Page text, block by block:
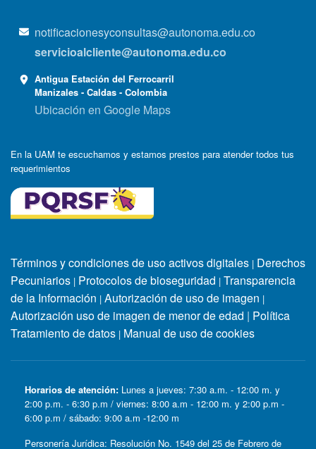
notificacionesyconsultas@autonoma.edu.co
servicioalcliente@autonoma.edu.co
Antigua Estación del Ferrocarril
Manizales - Caldas - Colombia
Ubicación en Google Maps
En la UAM te escuchamos y estamos prestos para atender todos tus
requerimientos
Términos y condiciones de uso activos digitales | Derechos
Pecuniarios | Protocolos de bioseguridad | Transparencia
de la Información | Autorización de uso de imagen |
Autorización uso de imagen de menor de edad | Política
Tratamiento de datos | Manual de uso de cookies
Horarios de atención: Lunes a jueves: 7:30 a.m. - 12:00 m. y
2:00 p.m. - 6:30 p.m / viernes: 8:00 a.m - 12:00 m. y 2:00 p.m -
6:00 p.m / sábado: 9:00 a.m -12:00 m
Personería Jurídica: Resolución No. 1549 del 25 de Febrero de